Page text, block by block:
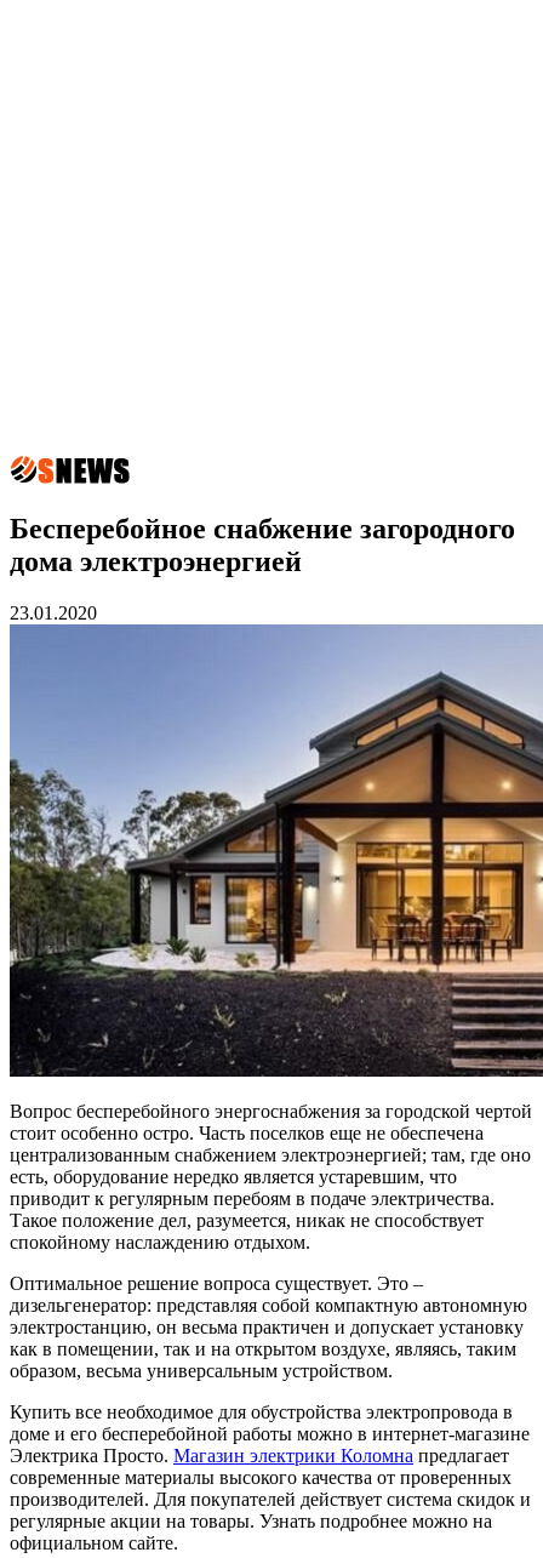
Бесперебойное снабжение загородного
дома электроэнергией
23.01.2020
Вопрос бесперебойного энергоснабжения за городской чертой
стоит особенно остро. Часть поселков еще не обеспечена
централизованным снабжением электроэнергией; там, где оно
есть, оборудование нередко является устаревшим, что
приводит к регулярным перебоям в подаче электричества.
Такое положение дел, разумеется, никак не способствует
спокойному наслаждению отдыхом.
Оптимальное решение вопроса существует. Это –
дизельгенератор: представляя собой компактную автономную
электростанцию, он весьма практичен и допускает установку
как в помещении, так и на открытом воздухе, являясь, таким
образом, весьма универсальным устройством.
Купить все необходимое для обустройства электропровода в
доме и его бесперебойной работы можно в интернет-магазине
Электрика Просто. Магазин электрики Коломна предлагает
современные материалы высокого качества от проверенных
производителей. Для покупателей действует система скидок и
регулярные акции на товары. Узнать подробнее можно на
официальном сайте.